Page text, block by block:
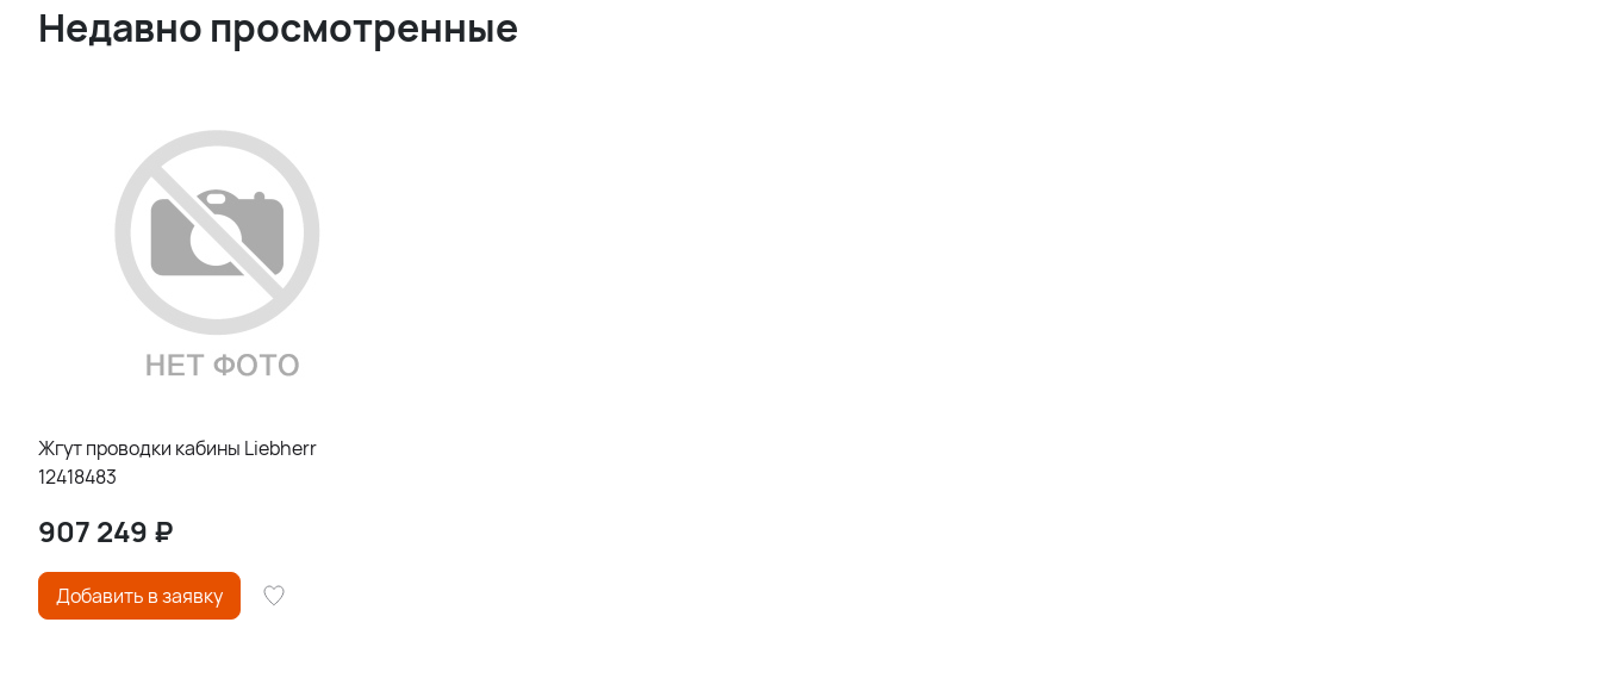
Недавно просмотренные
Жгут проводки кабины Liebherr
12418483
907 249 ₽
Добавить в заявку